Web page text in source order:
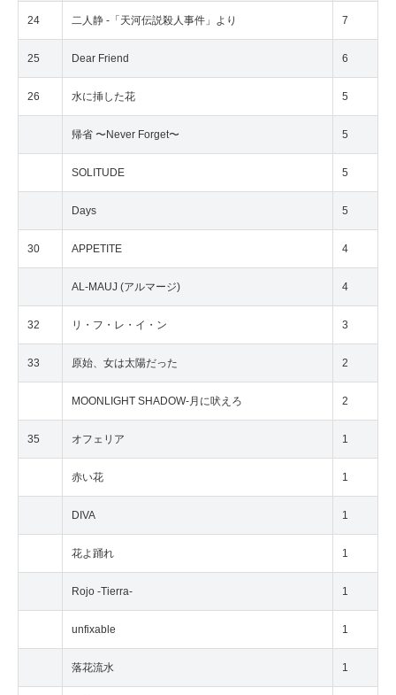
24 二人静 -「天河伝説殺人事件」より 7
25 Dear Friend 6
26 水に挿した花 5
帰省 〜Never Forget〜 5
SOLITUDE 5
Days 5
30 APPETITE 4
AL-MAUJ (アルマージ) 4
32 リ・フ・レ・イ・ン 3
33 原始、女は太陽だった 2
MOONLIGHT SHADOW-月に吠えろ 2
35 オフェリア 1
赤い花 1
DIVA 1
花よ踊れ 1
Rojo -Tierra- 1
unfixable 1
落花流水 1